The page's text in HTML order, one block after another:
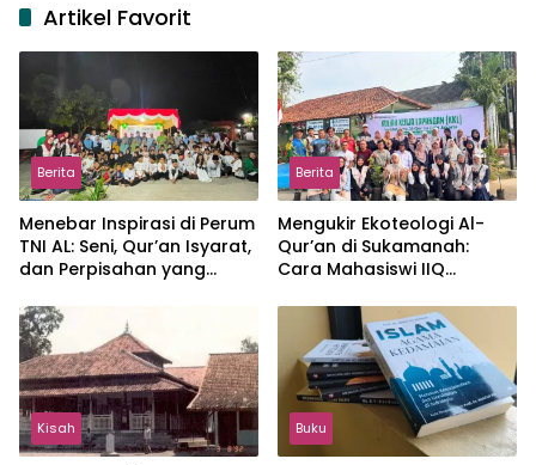
Artikel Favorit
Berita
Menebar Inspirasi di Perum
TNI AL: Seni, Qur’an Isyarat,
dan Perpisahan yang
Berita
Mengukir Ekoteologi Al-
Qur’an di Sukamanah:
Cara Mahasiswi IIQ
Jonggol
Kisah Buku